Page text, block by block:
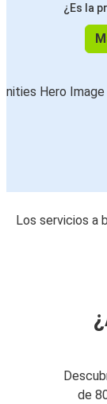
¿Es la
Los servicios a
de